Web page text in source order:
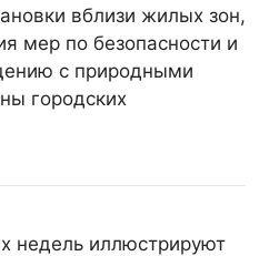
вблизи жилых зон,
мер по безопасности и
с природными
городских
недель иллюстрируют